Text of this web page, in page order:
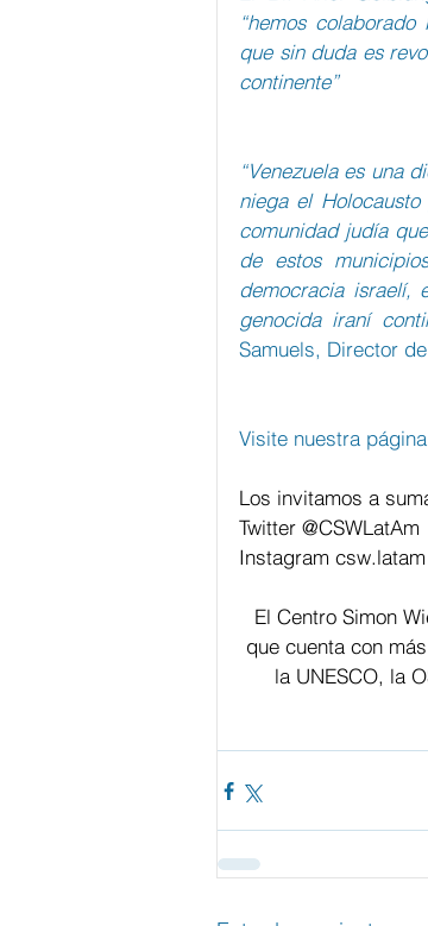
“hemos
que sin duda es
continente”
“Venezuela es una
niega el
comunidad judía
de estos
democracia israelí,
genocida iraní
Samuels, Director
Visite nuestra
Los invitamos a
Twitter @CSWLatAm
Instagram csw.latam
El Centro Simon
que cuenta con
la UNESCO, la